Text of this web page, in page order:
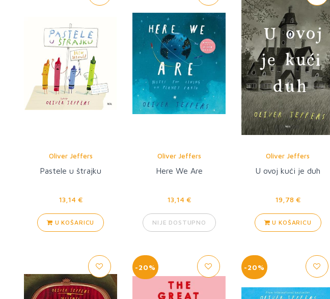
Oliver Jeffers
Pastele u štrajku
13,14 €
U KOŠARICU
Oliver Jeffers
Here We Are
13,14 €
NIJE DOSTUPNO
Oliver Jeffers
U ovoj kući je duh
19,78 €
U KOŠARICU
-20% -20%